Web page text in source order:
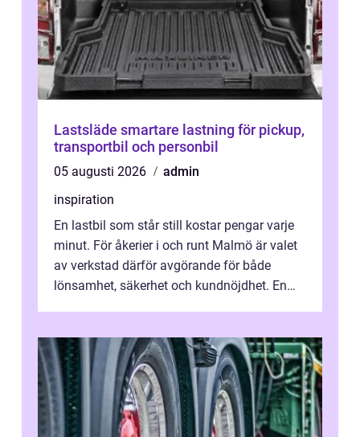
Lastsläde smartare lastning för pickup,
transportbil och personbil
05 augusti 2026
admin
inspiration
En lastbil som står still kostar pengar varje
minut. För åkerier i och runt Malmö är valet
av verkstad därför avgörande för både
lönsamhet, säkerhet och kundnöjdhet. En